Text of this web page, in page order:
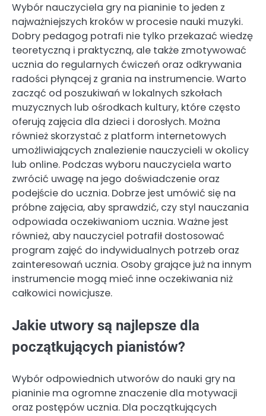
Wybór nauczyciela gry na pianinie to jeden z
najważniejszych kroków w procesie nauki muzyki.
Dobry pedagog potrafi nie tylko przekazać wiedzę
teoretyczną i praktyczną, ale także zmotywować
ucznia do regularnych ćwiczeń oraz odkrywania
radości płynącej z grania na instrumencie. Warto
zacząć od poszukiwań w lokalnych szkołach
muzycznych lub ośrodkach kultury, które często
oferują zajęcia dla dzieci i dorosłych. Można
również skorzystać z platform internetowych
umożliwiających znalezienie nauczycieli w okolicy
lub online. Podczas wyboru nauczyciela warto
zwrócić uwagę na jego doświadczenie oraz
podejście do ucznia. Dobrze jest umówić się na
próbne zajęcia, aby sprawdzić, czy styl nauczania
odpowiada oczekiwaniom ucznia. Ważne jest
również, aby nauczyciel potrafił dostosować
program zajęć do indywidualnych potrzeb oraz
zainteresowań ucznia. Osoby grające już na innym
instrumencie mogą mieć inne oczekiwania niż
całkowici nowicjusze.
Jakie utwory są najlepsze dla
początkujących pianistów?
Wybór odpowiednich utworów do nauki gry na
pianinie ma ogromne znaczenie dla motywacji
oraz postępów ucznia. Dla początkujących